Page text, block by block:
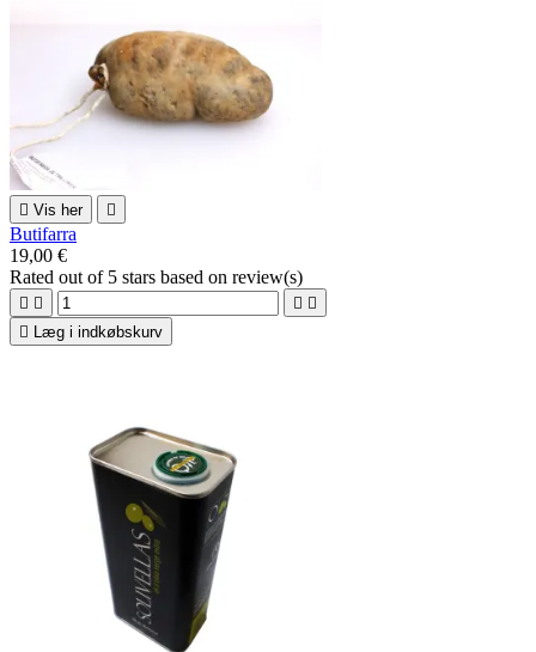
 Vis her 
Butifarra
19,00 €
Rated out of 5 stars based on review(s)
   

Læg i indkøbskurv